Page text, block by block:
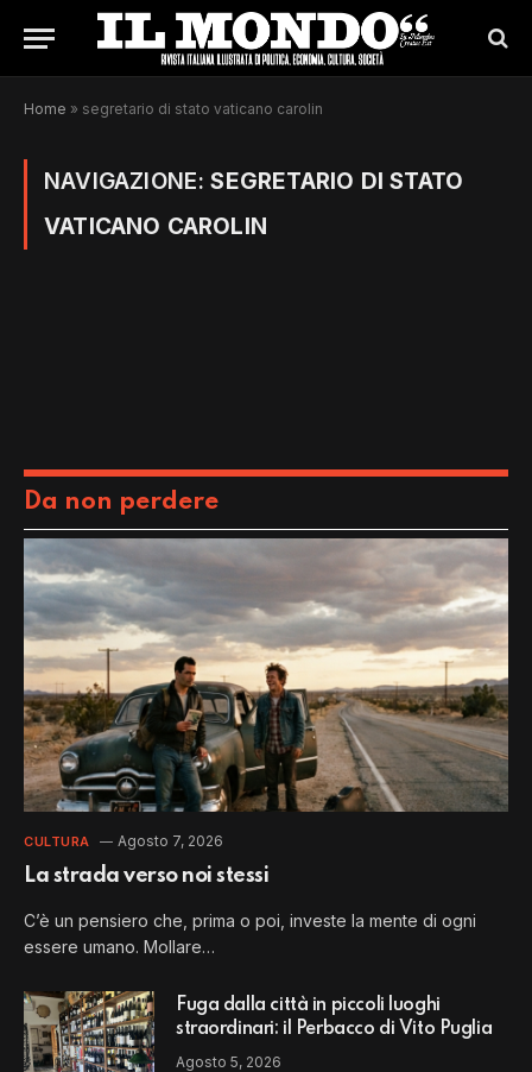
Home » segretario di stato vaticano carolin
NAVIGAZIONE:SEGRETARIO DI STATO
VATICANO CAROLIN
Da non perdere
CULTURA Agosto 7, 2026
La strada verso noi stessi
C’è un pensiero che, prima o poi, investe la mente di ogni
essere umano. Mollare…
Fuga dalla città in piccoli luoghi
straordinari: il Perbacco di Vito Puglia
Agosto 5, 2026